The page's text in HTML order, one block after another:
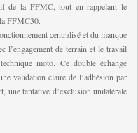
de la FFMC, tout en rappelant le
FFMC30.
centralisé et du manque
l’engagement de terrain et le travail
moto. Ce double échange
validation claire de l’adhésion par
une tentative d’exclusion unilatérale